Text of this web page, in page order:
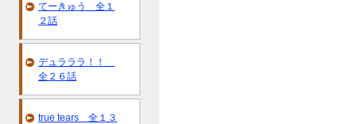
てーきゅう 全１
２話
デュラララ！！
全２６話
true tears 全１３